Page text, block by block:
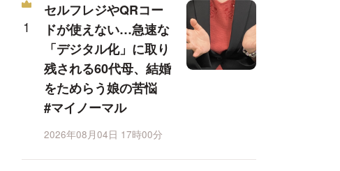
セルフレジやQRコー
ドが使えない…急速な
「デジタル化」に取り
残される60代母、結婚
をためらう娘の苦悩
#マイノーマル
2026年08月04日 17時00分